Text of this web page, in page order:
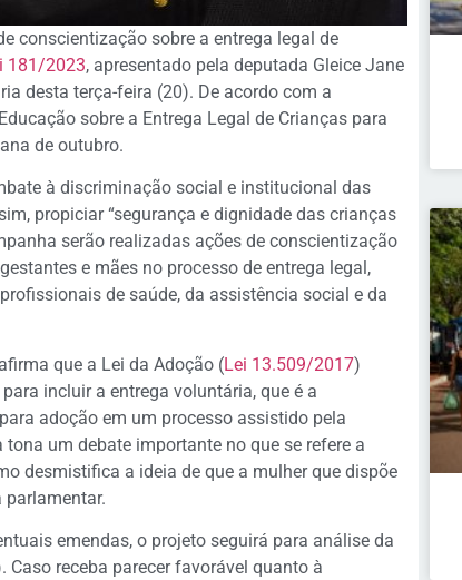
conscientização sobre a entrega legal de
181/2023, apresentado pela deputada Gleice Jane
desta terça-feira (20). De acordo com a
sobre a Entrega Legal de Crianças para
de outubro.
à discriminação social e institucional das
propiciar “segurança e dignidade das crianças
serão realizadas ações de conscientização
e mães no processo de entrega legal,
de saúde, da assistência social e da
que a Lei da Adoção (Lei 13.509/2017)
incluir a entrega voluntária, que é a
adoção em um processo assistido pela
um debate importante no que se refere a
desmistifica a ideia de que a mulher que dispõe
parlamentar.
emendas, o projeto seguirá para análise da
Caso receba parecer favorável quanto à